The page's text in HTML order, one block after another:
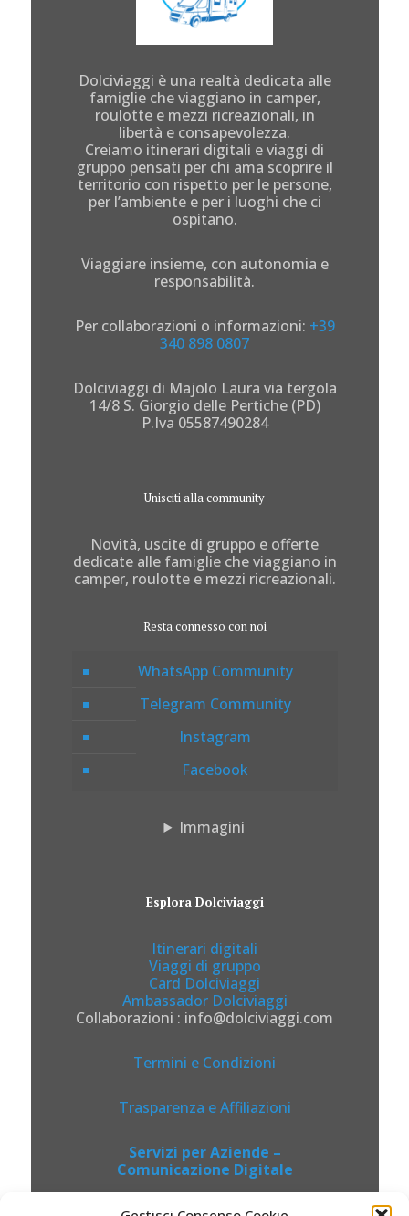
Dolciviaggi è una realtà dedicata alle
famiglie che viaggiano in camper,
roulotte e mezzi ricreazionali, in
libertà e consapevolezza.
Creiamo itinerari digitali e viaggi di
gruppo pensati per chi ama scoprire il
territorio con rispetto per le persone,
per l’ambiente e per i luoghi che ci
ospitano.
Viaggiare insieme, con autonomia e
responsabilità.
Per collaborazioni o informazioni: +39
340 898 0807
Dolciviaggi di Majolo Laura via tergola
14/8 S. Giorgio delle Pertiche (PD)
P.Iva 05587490284
Unisciti alla community
Novità, uscite di gruppo e offerte
dedicate alle famiglie che viaggiano in
camper, roulotte e mezzi ricreazionali.
Resta connesso con noi
WhatsApp Community
Telegram Community
Instagram
Facebook
Immagini
Esplora Dolciviaggi
Itinerari digitali
Viaggi di gruppo
Card Dolciviaggi
Ambassador Dolciviaggi
Collaborazioni : info@dolciviaggi.com
Termini e Condizioni
Trasparenza e Affiliazioni
Servizi per Aziende –
Comunicazione Digitale